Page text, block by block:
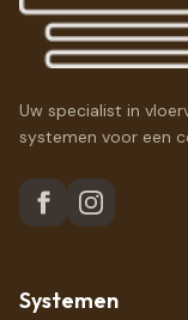
Uw specialist in
systemen voor een
Systemen